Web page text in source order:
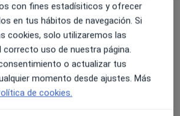
Reservar cita
con fines estadísiticos y ofrecer
en tus hábitos de navegación. Si
cookies, solo utilizaremos las
correcto uso de nuestra página.
o actualizar tus
momento desde ajustes. Más
de cookies.